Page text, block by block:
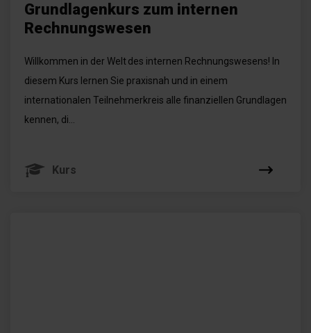
Grundlagenkurs zum internen
Rechnungswesen
Willkommen in der Welt des internen Rechnungswesens! In
diesem Kurs lernen Sie praxisnah und in einem
internationalen Teilnehmerkreis alle finanziellen Grundlagen
kennen, di...
Kurs